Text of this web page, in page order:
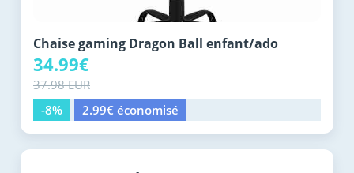
Chaise gaming Dragon Ball enfant/ado
34.99€
37.98 EUR
-8%
2.99€ économisé